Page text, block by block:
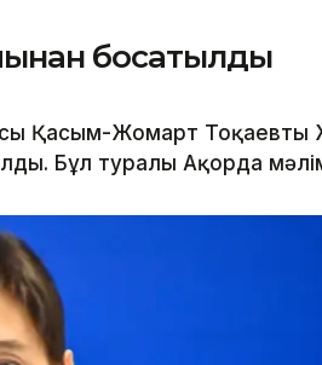
босатылды
Қасым-Жомарт Тоқаевтың
Бұл туралы Ақорда